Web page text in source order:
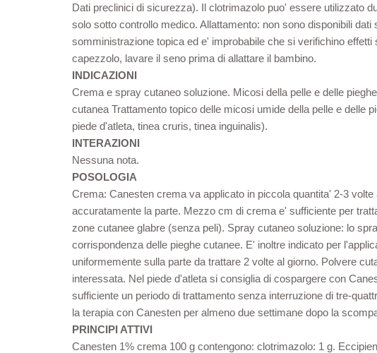
Dati preclinici di sicurezza). Il clotrimazolo puo' essere utilizzato
solo sotto controllo medico. Allattamento: non sono disponibili
somministrazione topica ed e' improbabile che si verifichino
capezzolo, lavare il seno prima di allattare il bambino.
INDICAZIONI
Crema e spray cutaneo soluzione. Micosi della pelle e delle
cutanea Trattamento topico delle micosi umide della pelle e delle
piede d'atleta, tinea cruris, tinea inguinalis).
INTERAZIONI
Nessuna nota.
POSOLOGIA
Crema: Canesten crema va applicato in piccola quantita' 2-3
accuratamente la parte. Mezzo cm di crema e' sufficiente per
zone cutanee glabre (senza peli). Spray cutaneo soluzione: lo
corrispondenza delle pieghe cutanee. E' inoltre indicato per
uniformemente sulla parte da trattare 2 volte al giorno. Polvere
interessata. Nel piede d'atleta si consiglia di cospargere con
sufficiente un periodo di trattamento senza interruzione di tre-
la terapia con Canesten per almeno due settimane dopo la
PRINCIPI ATTIVI
Canesten 1% crema 100 g contengono: clotrimazolo: 1 g.